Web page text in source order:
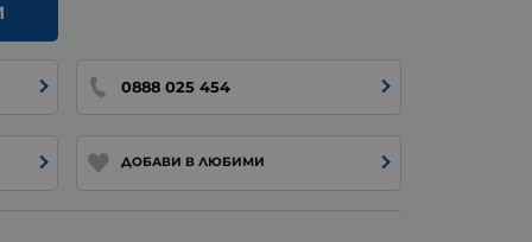
0888 025 454
ДОБАВИ В ЛЮБИМИ